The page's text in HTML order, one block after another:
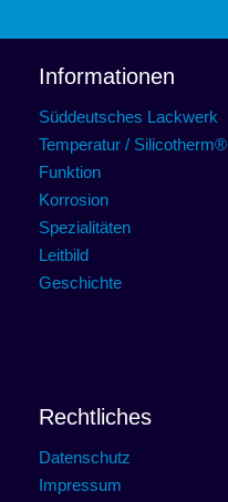
Informationen
Süddeutsches Lackwerk
Temperatur / Silicotherm®
Funktion
Korrosion
Spezialitäten
Leitbild
Geschichte
Rechtliches
Datenschutz
Impressum